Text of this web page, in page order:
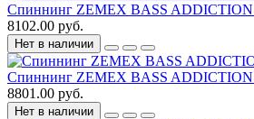
Спиннинг ZEMEX BASS ADDICTION
8102.00 руб.
Нет в наличии
Спиннинг ZEMEX BASS ADDICTION
8801.00 руб.
Нет в наличии